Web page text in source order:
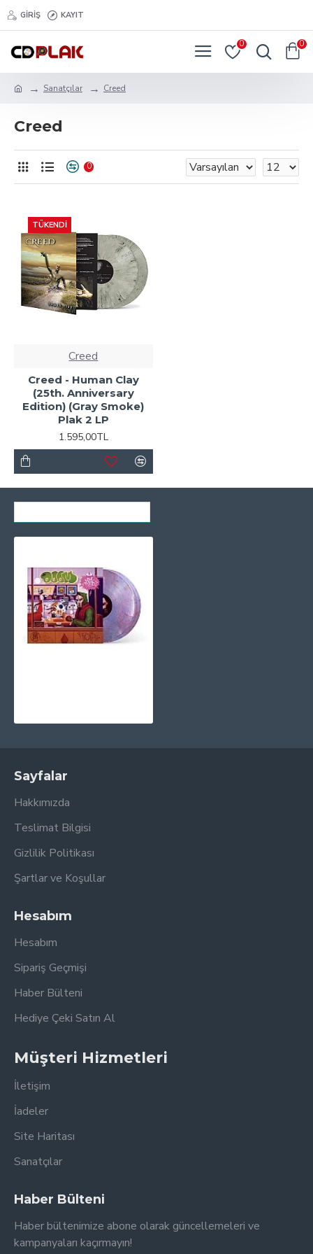
GIRIŞ KAYIT
0 0
Sanatçılar Creed
Creed
0
TÜKENDI
Creed
Creed - Human Clay
(25th. Anniversary
Edition) (Gray Smoke)
Plak 2 LP
1.595,00TL
Sayfalar
Hakkımızda
Teslimat Bilgisi
Gizlilik Politikası
Şartlar ve Koşullar
Hesabım
Hesabım
Sipariş Geçmişi
Haber Bülteni
Hediye Çeki Satın Al
Müşteri Hizmetleri
İletişim
İadeler
Site Haritası
Sanatçılar
Haber Bülteni
Haber bültenimize abone olarak güncellemeleri ve
kampanyaları kaçırmayın!